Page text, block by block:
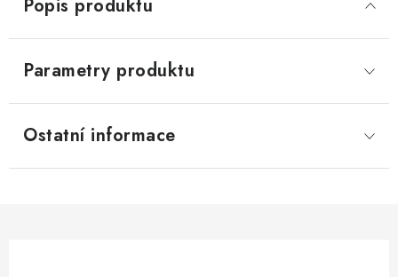
Popis produktu
Parametry produktu
Ostatní informace